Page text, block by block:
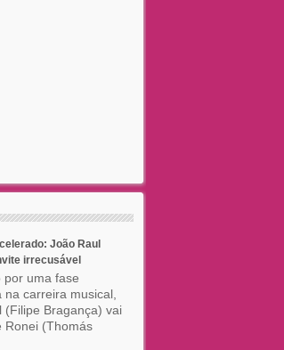
João Raul
irrecusável
por uma fase
na carreira musical,
(Filipe Bragança) vai
Ronei (Thomás